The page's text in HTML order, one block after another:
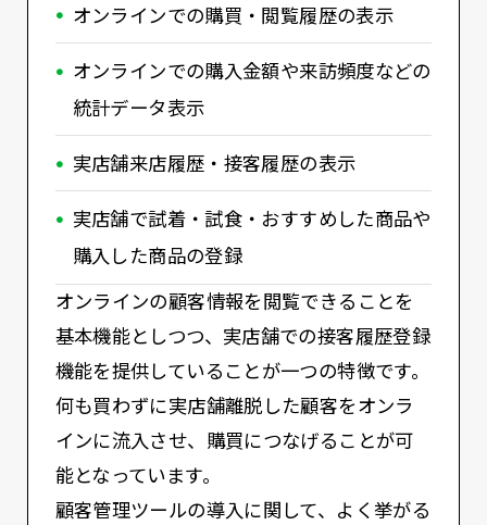
オンラインでの購買・閲覧履歴の表示
オンラインでの購入金額や来訪頻度などの
統計データ表示
実店舗来店履歴・接客履歴の表示
実店舗で試着・試食・おすすめした商品や
購入した商品の登録
オンラインの顧客情報を閲覧できることを
基本機能としつつ、実店舗での接客履歴登録
機能を提供していることが一つの特徴です。
何も買わずに実店舗離脱した顧客をオンラ
インに流入させ、購買につなげることが可
能となっています。
顧客管理ツールの導入に関して、よく挙がる